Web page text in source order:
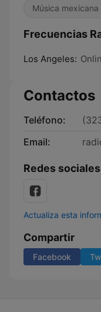
Música mexicana
Frecuencias
Los Angeles:
Contactos
Teléfono:
Email:
Redes sociales
Actualiza esta
Compartir
Facebook